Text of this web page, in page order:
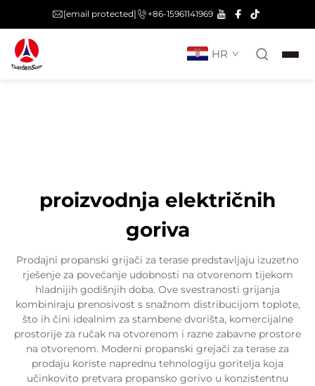
[email protected] +86-15961141969
HR
proizvodnja električnih
goriva
Prodajni propanski grijači za terase predstavljaju izuzetno
rješenje za povećanje udobnosti na otvorenom tijekom
hladnijih godišnjih doba. Ove svestranosti grijanja
kombiniraju prenosivost s snažnom distribucijom toplote,
što ih čini idealnim za stambene dvorišta, komercijalne
prostorije za ručak na otvorenom i razne zabavne prostore
na otvorenom. Moderni propanski grejači za terase za
prodaju koriste naprednu tehnologiju goritelja koja
učinkovito pretvara propansko gorivo u konzistentnu